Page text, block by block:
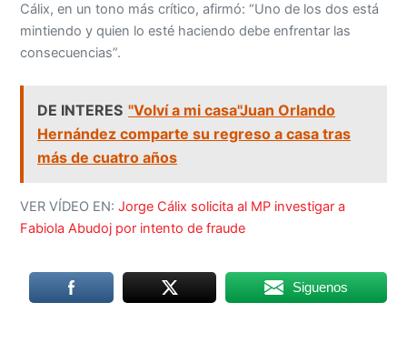
Cálix, en un tono más crítico, afirmó: “Uno de los dos está
mintiendo y quien lo esté haciendo debe enfrentar las
consecuencias”.
DE INTERES "Volví a mi casa"Juan Orlando
Hernández comparte su regreso a casa tras
más de cuatro años
VER VÍDEO EN:Jorge Cálix solicita al MP investigar a
Fabiola Abudoj por intento de fraude
Siguenos